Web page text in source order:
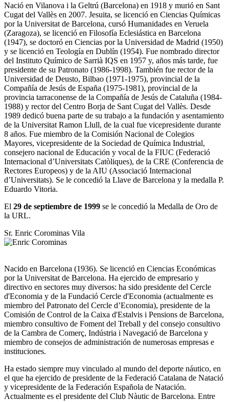
Nació en Vilanova i la Geltrú (Barcelona) en 1918 y murió en Sant
Cugat del Vallès en 2007. Jesuita, se licenció en Ciencias Químicas
por la Universitat de Barcelona, cursó Humanidades en Veruela
(Zaragoza), se licenció en Filosofía Eclesiástica en Barcelona
(1947), se doctoró en Ciencias por la Universidad de Madrid (1950)
y se licenció en Teología en Dublín (1954). Fue nombrado director
del Instituto Químico de Sarrià IQS en 1957 y, años más tarde, fue
presidente de su Patronato (1986-1998). También fue rector de la
Universidad de Deusto, Bilbao (1971-1975), provincial de la
Compañía de Jesús de España (1975-1981), provincial de la
provincia tarraconense de la Compañía de Jesús de Cataluña (1984-
1988) y rector del Centro Borja de Sant Cugat del Vallès. Desde
1989 dedicó buena parte de su trabajo a la fundación y asentamiento
de la Universitat Ramon Llull, de la cual fue vicepresidente durante
8 años. Fue miembro de la Comisión Nacional de Colegios
Mayores, vicepresidente de la Sociedad de Química Industrial,
consejero nacional de Educación y vocal de la FIUC (Federació
Internacional d’Universitats Catòliques), de la CRE (Conferencia de
Rectores Europeos) y de la AIU (Associació Internacional
d’Universitats). Se le concedió la Llave de Barcelona y la medalla P.
Eduardo Vitoria.
El 29 de septiembre de 1999 se le concedió la Medalla de Oro de
la URL.
Sr. Enric Corominas Vila
Nacido en Barcelona (1936). Se licenció en Ciencias Económicas
por la Universitat de Barcelona. Ha ejercido de empresario y
directivo en sectores muy diversos: ha sido presidente del Cercle
d'Economia y de la Fundació Cercle d'Economia (actualmente es
miembro del Patronato del Cercle d’Economia), presidente de la
Comisión de Control de la Caixa d'Estalvis i Pensions de Barcelona,
miembro consultivo de Foment del Treball y del consejo consultivo
de la Cambra de Comerç, Indústria i Navegació de Barcelona y
miembro de consejos de administración de numerosas empresas e
instituciones.
Ha estado siempre muy vinculado al mundo del deporte náutico, en
el que ha ejercido de presidente de la Federació Catalana de Natació
y vicepresidente de la Federación Española de Natación.
Actualmente es el presidente del Club Nàutic de Barcelona. Entre